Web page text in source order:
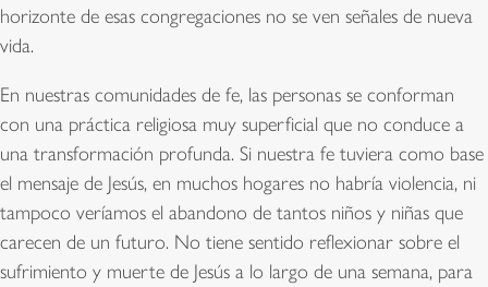
horizonte de esas congregaciones no se ven señales de nueva
vida.
En nuestras comunidades de fe, las personas se conforman
con una práctica religiosa muy superficial que no conduce a
una transformación profunda. Si nuestra fe tuviera como base
el mensaje de Jesús, en muchos hogares no habría violencia, ni
tampoco veríamos el abandono de tantos niños y niñas que
carecen de un futuro. No tiene sentido reflexionar sobre el
sufrimiento y muerte de Jesús a lo largo de una semana, para